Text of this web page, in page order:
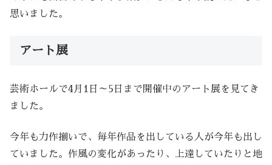
思いました。
アート展
芸術ホールで4月1日～5日まで開催中のアート展を見てき
ました。
今年も力作揃いで、毎年作品を出している人が今年も出し
ていました。作風の変化があったり、上達していたりと地